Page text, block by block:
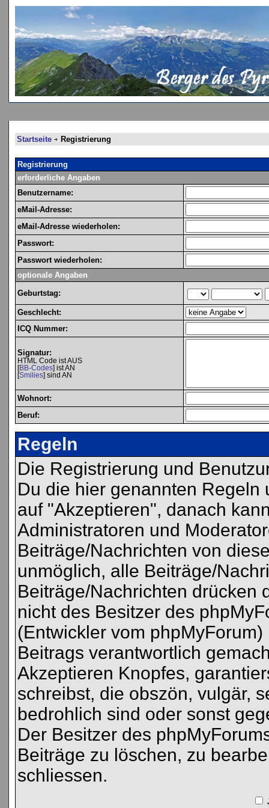
Startseite Registrierung
Registrierung
erforderliche Angaben
Benutzername:
eMail-Adresse:
eMail-Adresse wiederholen:
Passwort:
Passwort wiederholen:
optionale Angaben
Geburtstag:
Geschlecht:
ICQ Nummer:
Signatur:
HTML Code ist AUS
[BB-Codes] ist AN
[Smilies] sind AN
Wohnort:
Beruf:
Regeln
Die Registrierung und
Du die hier genannten
auf "Akzeptieren", danach
Administratoren und
Beiträge/Nachrichten von
unmöglich, alle Beiträge/
Beiträge/Nachrichten drücken
nicht des Besitzer des
(Entwickler vom
Beitrags verantwortlich
Akzeptieren Knopfes,
schreibst, die obszön, vulgär,
bedrohlich sind oder sonst
Der Besitzer des
Beiträge zu löschen, zu
schliessen.